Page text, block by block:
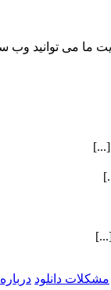
ما می توانید وب
مشکلات دانلود